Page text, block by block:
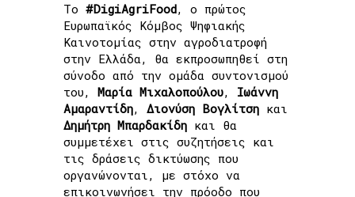
Το #DigiAgriFood, ο πρώτος
Ευρωπαϊκός Κόμβος Ψηφιακής
Καινοτομίας στην αγροδιατροφή
στην Ελλάδα, θα εκπροσωπηθεί στη
σύνοδο από την ομάδα συντονισμού
του, Μαρία Μιχαλοπούλου, Ιωάννη
Αμαραντίδη, Διονύση Βογλίτση και
Δημήτρη Μπαρδακίδη και θα
συμμετέχει στις συζητήσεις και
τις δράσεις δικτύωσης που
οργανώνονται, με στόχο να
επικοινωνήσει την πρόοδο που